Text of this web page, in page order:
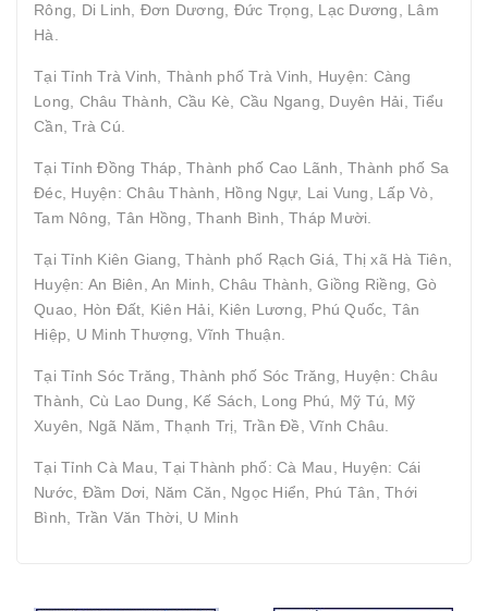
Rông, Di Linh, Đơn Dương, Đức Trọng, Lạc Dương, Lâm
Hà.
Tại Tỉnh Trà Vinh, Thành phố Trà Vinh, Huyện: Càng
Long, Châu Thành, Cầu Kè, Cầu Ngang, Duyên Hải, Tiểu
Cần, Trà Cú.
Tại Tỉnh Đồng Tháp, Thành phố Cao Lãnh, Thành phố Sa
Đéc, Huyện: Châu Thành, Hồng Ngự, Lai Vung, Lấp Vò,
Tam Nông, Tân Hồng, Thanh Bình, Tháp Mười.
Tại Tỉnh Kiên Giang, Thành phố Rạch Giá, Thị xã Hà Tiên,
Huyện: An Biên, An Minh, Châu Thành, Giồng Riềng, Gò
Quao, Hòn Đất, Kiên Hải, Kiên Lương, Phú Quốc, Tân
Hiệp, U Minh Thượng, Vĩnh Thuận.
Tại Tỉnh Sóc Trăng, Thành phố Sóc Trăng, Huyện: Châu
Thành, Cù Lao Dung, Kế Sách, Long Phú, Mỹ Tú, Mỹ
Xuyên, Ngã Năm, Thạnh Trị, Trần Đề, Vĩnh Châu.
Tại Tỉnh Cà Mau, Tại Thành phố: Cà Mau, Huyện: Cái
Nước, Đầm Dơi, Năm Căn, Ngọc Hiển, Phú Tân, Thới
Bình, Trần Văn Thời, U Minh